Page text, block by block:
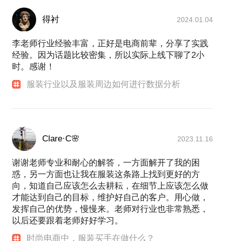
得衬 2024.01.04
李老师行业经验丰富，正好是电商前辈，分享了实践
经验。因为话题比较密集，所以实际上线下聊了2小
时。感谢！
服装行业以及服装周边如何进行数据分析
Clare·C🌸 2023.11.16
谢谢老师专业和耐心的解答，一方面解开了我的困
惑，另一方面也让我在服装这条路上找到更好的方
向，知道自己应该怎么去耕耘，在细节上应该怎么做
才能达到自己的目标，维护好自己的客户。用心做，
发挥自己的优势，慢慢来。老师对行业也非常熟悉，
以后还要跟着老师好好学习。
时尚电商中，服装买手在做什么？